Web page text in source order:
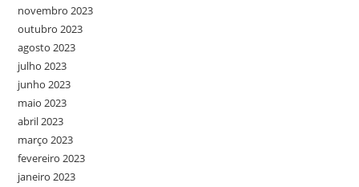
novembro 2023
outubro 2023
agosto 2023
julho 2023
junho 2023
maio 2023
abril 2023
março 2023
fevereiro 2023
janeiro 2023